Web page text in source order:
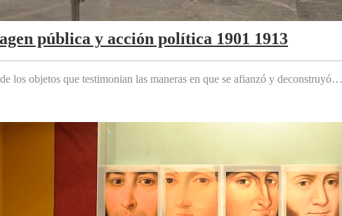
pública y acción política 1901 1913
los objetos que testimonian las maneras en que se afianzó y deconstruyó…